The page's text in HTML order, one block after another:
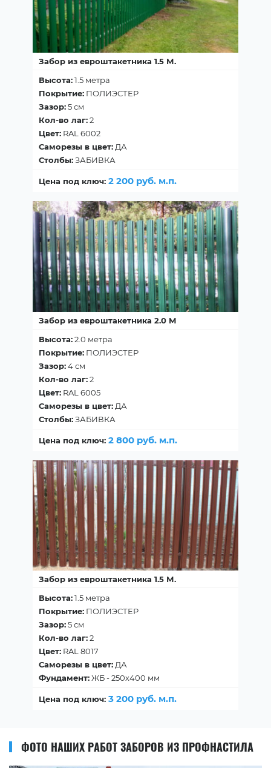
Забор из евроштакетника 1.5 М.
Высота:1.5 метра
Покрытие: ПОЛИЭСТЕР
Зазор:5 см
Кол-во лаг:2
Цвет: RAL 6002
Саморезы в цвет:ДА
Столбы:ЗАБИВКА
Цена под ключ: 2 200 руб. м.п.
Забор из евроштакетника 2.0 М
Высота:2.0 метра
Покрытие: ПОЛИЭСТЕР
Зазор:4 см
Кол-во лаг:2
Цвет: RAL 6005
Саморезы в цвет: ДА
Столбы:ЗАБИВКА
Цена под ключ: 2 800 руб. м.п.
Забор из евроштакетника 1.5 М.
Высота:1.5 метра
Покрытие: ПОЛИЭСТЕР
Зазор:5 см
Кол-во лаг:2
Цвет: RAL 8017
Саморезы в цвет: ДА
Фундамент:ЖБ - 250х400 мм
Цена под ключ: 3 200 руб. м.п.
ФОТО НАШИХ РАБОТ ЗАБОРОВ ИЗ ПРОФНАСТИЛА